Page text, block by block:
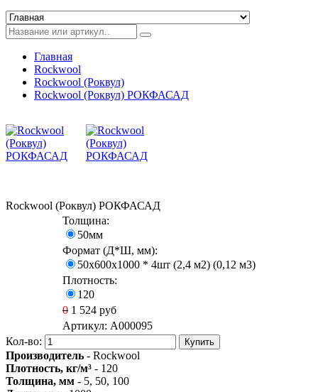
Главная
Rockwool
Rockwool (Роквул)
Rockwool (Роквул) РОКФАСАД
Rockwool (Роквул) РОКФАСАД
Толщина:
50мм
Формат (Д*Ш, мм):
50х600х1000 * 4шт (2,4 м2) (0,12 м3)
Плотность:
120
0 1 524 руб
Артикул: A000095
Кол-во:
Купить
Производитель - Rockwool
Плотность, кг/м³ - 120
Толщина, мм - 5, 50, 100